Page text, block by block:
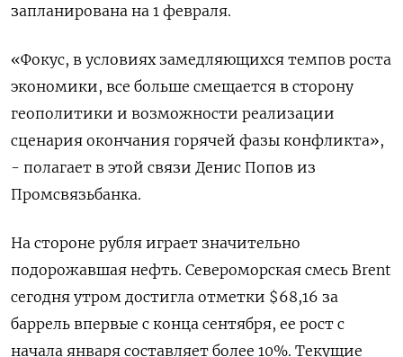
запланирована на 1 февраля.
«Фокус, в условиях замедляющихся темпов роста
экономики, все больше смещается в сторону
геополитики и возможности реализации
сценария окончания горячей фазы конфликта»,
- полагает в этой связи Денис Попов из
Промсвязьбанка.
На стороне рубля играет значительно
подорожавшая нефть. Североморская смесь Brent
сегодня утром достигла отметки $68,16 за
баррель впервые с конца сентября, ее рост с
начала января составляет более 10%. Текущие